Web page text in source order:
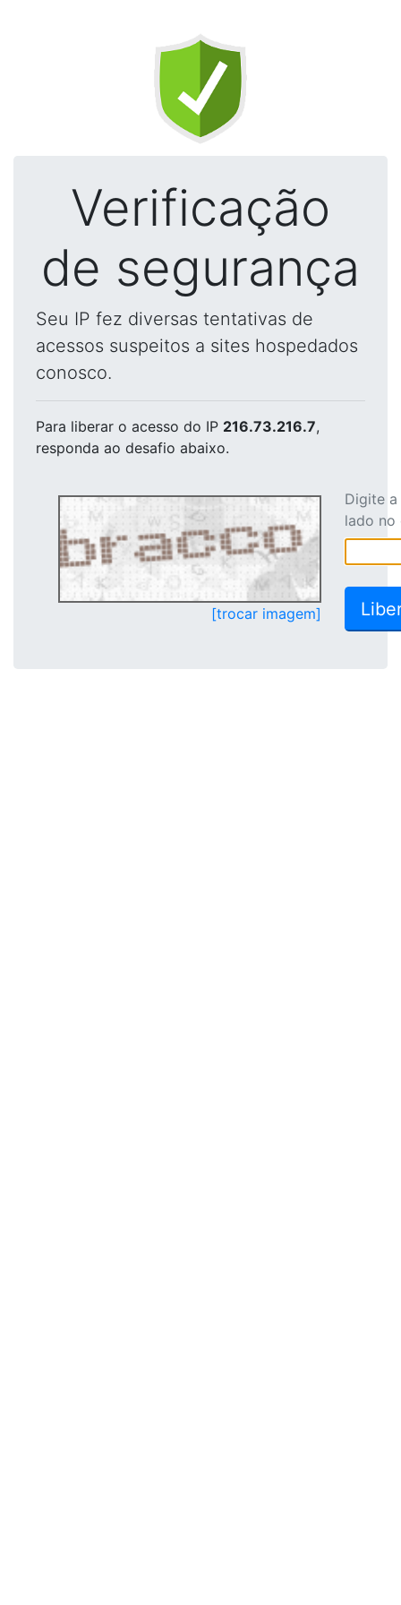
Verificação
de segurança
Seu IP fez diversas tentativas de
acessos suspeitos a sites hospedados
conosco.
Para liberar o acesso do IP 216.73.216.7,
responda ao desafio abaixo.
[trocar imagem]
Digite
lado no